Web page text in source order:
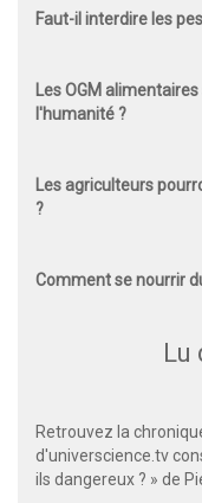
Faut-il interdire les
Les OGM
l'humanité ?
Les agriculteurs
?
Comment se nourrir
Lu
Retrouvez la
d'universcience.tv
ils dangereux ? » de